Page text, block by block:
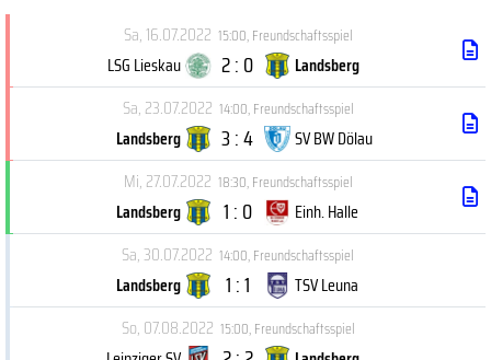
Sa, 16.07.2022 15:00,Freundschaftsspiel
LSG Lieskau 2 : 0
Landsberg
Sa, 23.07.2022 14:00,Freundschaftsspiel
Landsberg 3 : 4
SV BW Dölau
Mi, 27.07.2022 18:30,Freundschaftsspiel
Landsberg 1 : 0
Einh. Halle
Sa, 30.07.2022 14:00,Freundschaftsspiel
Landsberg 1 : 1
TSV Leuna
So, 07.08.2022 15:00,Freundschaftsspiel